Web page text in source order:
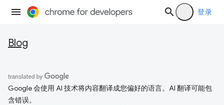
登录
Blog
Google 会使用 AI 技术将内容翻译成您偏好的语言。AI 翻译可能包
含错误。